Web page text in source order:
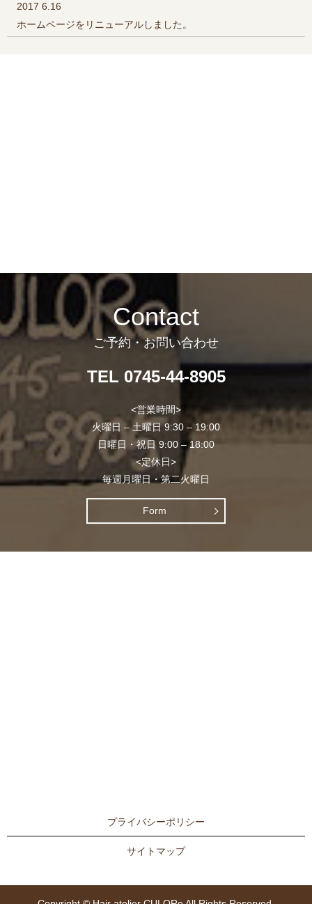
2017 6.16
ホームページをリニューアルしました。
Contact
ご予約・お問い合わせ
TEL 0745-44-8905
<営業時間>
火曜日 – 土曜日 9:30 – 19:00
日曜日・祝日 9:00 – 18:00
<定休日>
毎週月曜日・第二火曜日
Form
プライバシーポリシー
サイトマップ